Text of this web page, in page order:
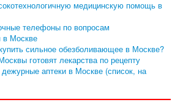
медицинскую помощь в
телефоны по вопросам
в Москве
сильное обезболивающее в Москве?
готовят лекарства по рецепту
аптеки в Москве (список, на